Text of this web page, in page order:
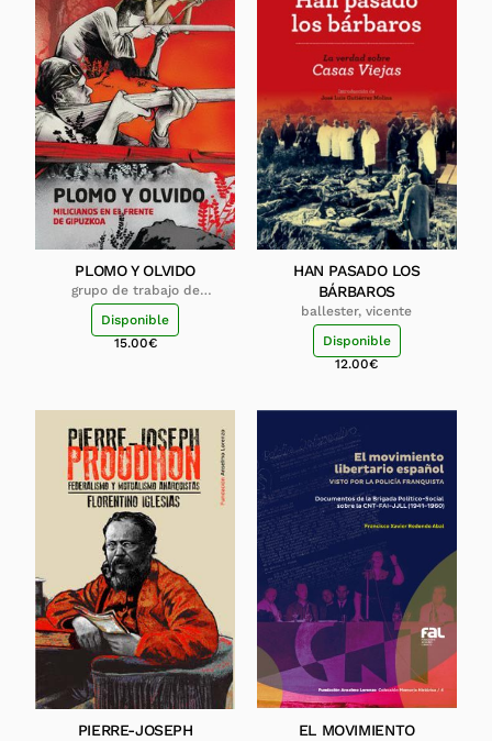
PLOMO Y OLVIDO
grupo de trabajo de
memoria histórica de cnt
Disponible
15.00€
HAN PASADO LOS
BÁRBAROS
ballester, vicente
Disponible
12.00€
PIERRE-JOSEPH
EL MOVIMIENTO